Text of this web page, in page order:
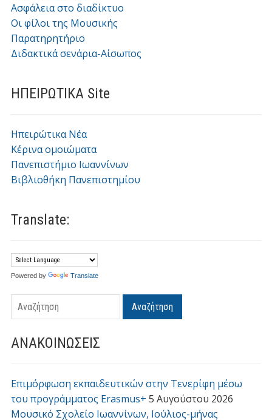
Ασφάλεια στο διαδίκτυο
Οι φίλοι της Μουσικής
Παρατηρητήριο
Διδακτικά σενάρια-Αίσωπος
ΗΠΕΙΡΩΤΙΚΑ Site
Ηπειρώτικα Νέα
Κέρινα ομοιώματα
Πανεπιστήμιο Ιωαννίνων
Βιβλιοθήκη Πανεπιστημίου
Translate:
Powered by Translate
Αναζήτηση
ΑΝΑΚΟΙΝΩΣΕΙΣ
Επιμόρφωση εκπαιδευτικών στην Τενερίφη μέσω
του προγράμματος Erasmus+ 5 Αυγούστου 2026
Μουσικό Σχολείο Ιωαννίνων, Ιούλιος-μήνας